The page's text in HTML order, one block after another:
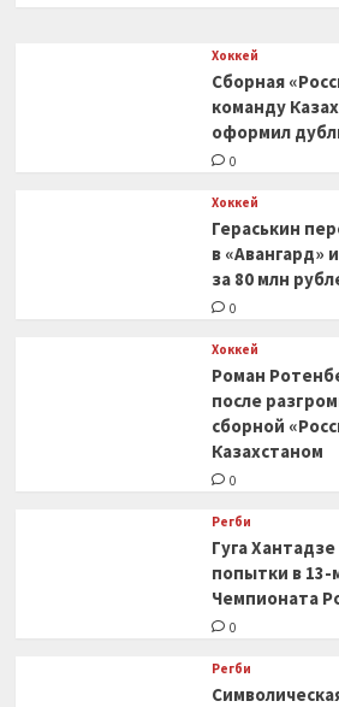
Хоккей
Сборная
команду
оформил
0
Хоккей
Гераськин
в «Авангард»
за 80 млн
0
Хоккей
Роман
после
сборной
Казахстаном
0
Регби
Гуга
попытки в 13-
Чемпионата
0
Регби